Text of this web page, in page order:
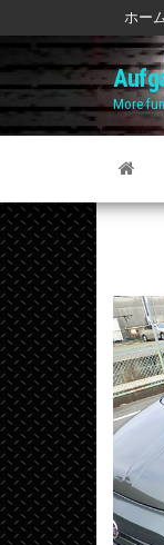
the
content
ホー
More